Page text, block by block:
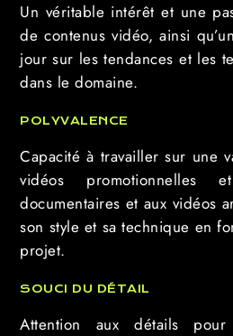
Un véritable intérêt et une
de contenus vidéo, ainsi
jour sur les tendances et les
dans le domaine.
POLYVALENCE
Capacité à travailler sur une
vidéos promotionnelles
documentaires et aux vidéos
son style et sa technique en
projet.
SOUCI DU DÉTAIL
Attention aux détails